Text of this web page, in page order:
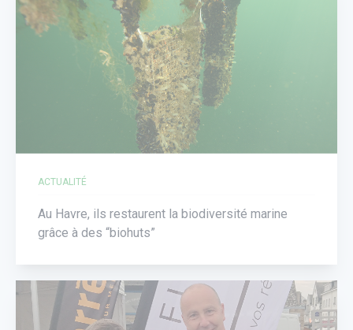
ACTUALITÉ
Au Havre, ils restaurent la biodiversité marine
grâce à des “biohuts”